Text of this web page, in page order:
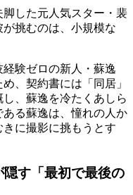
した元人気スター・裴
挑むのは、小規模な
験ゼロの新人・蘇逸
、契約書には「同居」
、蘇逸を冷たくあしら
る蘇逸は、憧れの人か
に撮影に挑もうとす
す「最初で最後の